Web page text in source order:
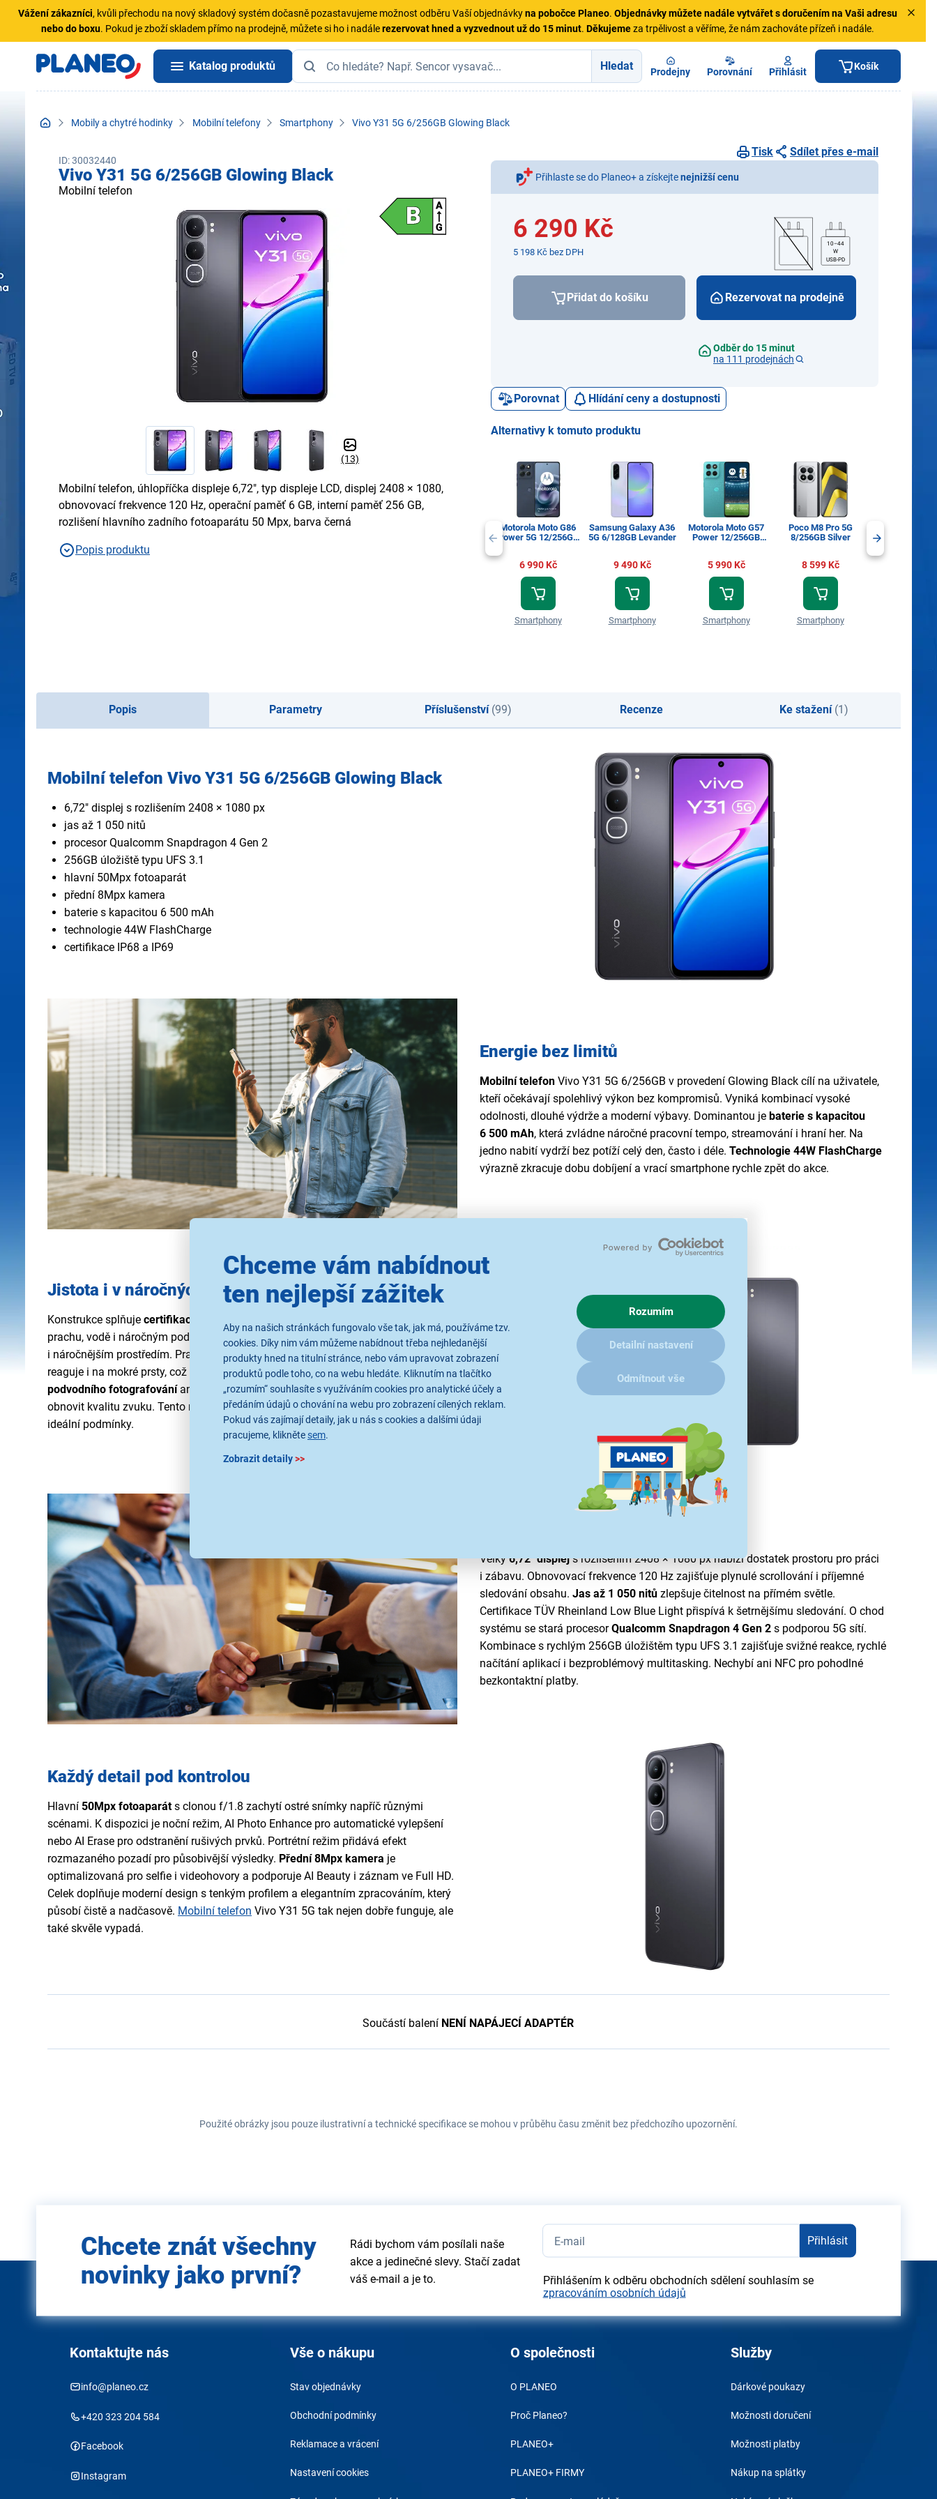
Chceme vám nabídnout
ten nejlepší zážitek
Aby na našich stránkách fungovalo vše tak, jak má, používáme tzv.
cookies. Díky nim vám můžeme nabídnout třeba nejhledanější
produkty hned na titulní stránce, nebo vám upravovat zobrazení
produktů podle toho, co na webu hledáte. Kliknutím na tlačítko
„rozumím“ souhlasíte s využíváním cookies pro analytické účely a
předáním údajů o chování na webu pro zobrazení cílených reklam.
Pokud vás zajímají detaily, jak u nás s cookies a dalšími údaji
pracujeme, klikněte sem.
Zobrazit detaily>>
Rozumím
Detailní nastavení
Odmítnout vše
Vážení zákazníci, kvůli přechodu na nový skladový systém dočasně pozastavujeme možnost odběru Vaší objednávkyna pobočce Planeo. Objednávkymůžete nadále vytvářet s doručením na Vaši adresu
nebo do boxu. Pokud je zboží skladem přímo na prodejně, můžete si ho i nadálerezervovat hned a vyzvednout už do 15 minut. Děkujemeza trpělivost a věříme, že nám zachováte přízeň i nadále.
Katalog produktů Hledat Prodejny Porovnání Přihlásit Košík
Mobily a chytré hodinky Mobilní telefony Smartphony Vivo Y31 5G 6/256GB Glowing Black
ID: 30032440
Vivo Y31 5G 6/256GB Glowing Black
Mobilní telefon
(13)
Mobilní telefon, úhlopříčka displeje 6,72", typ displeje LCD, displej 2408 × 1080,
obnovovací frekvence 120 Hz, operační paměť 6 GB, interní paměť 256 GB,
rozlišení hlavního zadního fotoaparátu 50 Mpx, barva černá
Popis produktu
Tisk Sdílet přes e-mail
Přihlaste se do Planeo+ a získejtenejnižší cenu
6 290 Kč
5 198 Kč bez DPH
10–44
W
USB-PD
Přidat do košíku Rezervovat na prodejně
Odběr do 15 minut
na 111 prodejnách
Porovnat Hlídání ceny a dostupnosti
Alternativy k tomuto produktu
Motorola Moto G86
Power 5G 12/256GB
6 990 Kč
Smartphony
Samsung Galaxy A36
5G 6/128GB Levander
9 490 Kč
Smartphony
Motorola Moto G57
Power 12/256GB
5 990 Kč
Smartphony
Poco M8 Pro 5G
8/256GB Silver
8 599 Kč
Smartphony
8/256GB Pearl
Popis Parametry Příslušenství(99) Recenze Ke stažení(1)
Mobilní telefon Vivo Y31 5G 6/256GB Glowing Black
6,72" displej s rozlišením 2408 × 1080 px
jas až 1 050 nitů
procesor Qualcomm Snapdragon 4 Gen 2
256GB úložiště typu UFS 3.1
hlavní 50Mpx fotoaparát
přední 8Mpx kamera
baterie s kapacitou 6 500 mAh
technologie 44W FlashCharge
certifikace IP68 a IP69
Energie bez limitů
Mobilní telefonVivo Y31 5G 6/256GB v provedení Glowing Black cílí na uživatele,
kteří očekávají spolehlivý výkon bez kompromisů. Vyniká kombinací vysoké
odolnosti, dlouhé výdrže a moderní výbavy. Dominantou je baterie s kapacitou
6 500 mAh, která zvládne náročné pracovní tempo, streamování i hraní her. Na
jedno nabití vydrží bez potíží celý den, často i déle. Technologie 44W FlashCharge
výrazně zkracuje dobu dobíjení a vrací smartphone rychle zpět do akce.
Jistota i v náročných podmínkách
Konstrukce splňuje certifikace IP68 a IP69
prachu, vodě i náročným podmínkám. Telefon si poradí s deštěm, postříkáním
i náročnějším prostředím. Praktické funkce posouvají použitelnost ještě dál. Displej
reaguje i na mokré prsty, což oceníte venku nebo u vody. Nechybí podpora
podvodního fotografování ani funkce odvodnění reproduktoru, která pomáhá rychle
obnovit kvalitu zvuku. Tento model je tedy připraven na reálné situace, nejen na
ideální podmínky.
Velký6,72" displejs rozlišením 2408 × 1080 px nabízí dostatek prostoru pro práci
i zábavu. Obnovovací frekvence 120 Hz zajišťuje plynulé scrollování i příjemné
sledování obsahu. Jas až 1 050 nitůzlepšuje čitelnost na přímém světle.
Certifikace TÜV Rheinland Low Blue Light přispívá k šetrnějšímu sledování. O chod
systému se stará procesorQualcomm Snapdragon 4 Gen 2 s podporou 5G sítí.
Kombinace s rychlým 256GB úložištěm typu UFS 3.1 zajišťuje svižné reakce, rychlé
načítání aplikací i bezproblémový multitasking. Nechybí ani NFC pro pohodlné
bezkontaktní platby.
Každý detail pod kontrolou
Hlavní 50Mpx fotoaparáts clonou f/1.8 zachytí ostré snímky napříč různými
scénami. K dispozici je noční režim, AI Photo Enhance pro automatické vylepšení
nebo AI Erase pro odstranění rušivých prvků. Portrétní režim přidává efekt
rozmazaného pozadí pro působivější výsledky. Přední 8Mpx kamera je
optimalizovaná pro selfie i videohovory a podporuje AI Beauty i záznam ve Full HD.
Celek doplňuje moderní design s tenkým profilem a elegantním zpracováním, který
působí čistě a nadčasově. Mobilní telefon Vivo Y31 5G tak nejen dobře funguje, ale
také skvěle vypadá.
Součástí balení NENÍ NAPÁJECÍ ADAPTÉR
Použité obrázky jsou pouze ilustrativní a technické specifikace se mohou v průběhu času změnit bez předchozího upozornění.
e-mail
Chcete znát všechny
novinky jako první?
Rádi bychom vám posílali naše
akce a jedinečné slevy. Stačí zadat
váš e-mail a je to.
Přihlásit
Přihlášením k odběru obchodních sdělení souhlasím se
zpracováním osobních údajů
Kontaktujte nás
info@planeo.cz
+420 323 204 584
Facebook
Instagram
Vše o nákupu
Stav objednávky
Obchodní podmínky
Reklamace a vrácení
Nastavení cookies
O společnosti
O PLANEO
Proč Planeo?
PLANEO+
PLANEO+ FIRMY
Služby
Dárkové poukazy
Možnosti doručení
Možnosti platby
Nákup na splátky